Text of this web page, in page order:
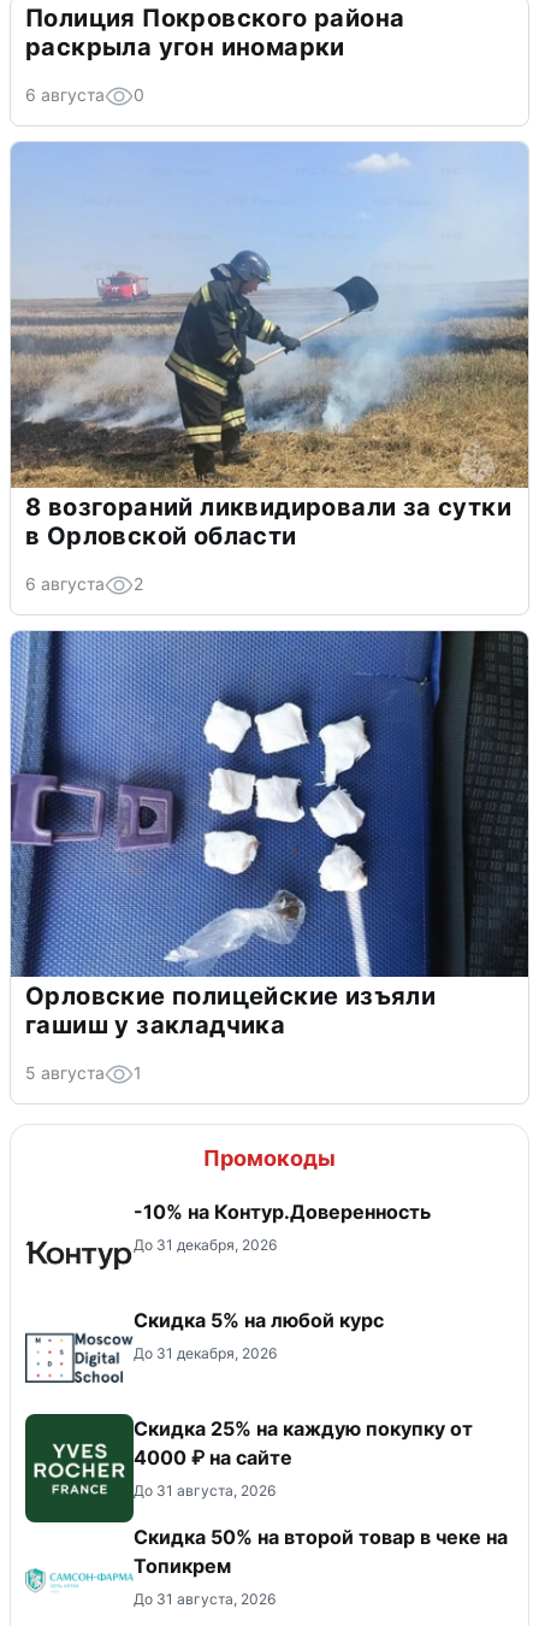
Полиция Покровского района
раскрыла угон иномарки
6 августа 0
8 возгораний ликвидировали за сутки
в Орловской области
6 августа 2
Орловские полицейские изъяли
гашиш у закладчика
5 августа 1
Промокоды
-10% на Контур.Доверенность
До 31 декабря, 2026
Скидка 5% на любой курс
До 31 декабря, 2026
Скидка 25% на каждую покупку от
4000 ₽ на сайте
До 31 августа, 2026
Скидка 50% на второй товар в чеке на
Топикрем
До 31 августа, 2026